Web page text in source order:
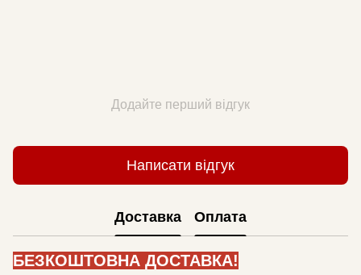
Додайте перший відгук
Написати відгук
Доставка Оплата
БЕЗКОШТОВНА ДОСТАВКА!